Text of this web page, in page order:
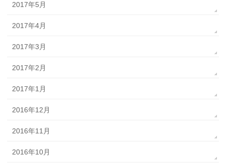
2017年5月
2017年4月
2017年3月
2017年2月
2017年1月
2016年12月
2016年11月
2016年10月